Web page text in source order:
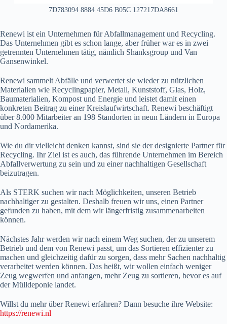
7D783094 8884 45D6 B05C 127217DA8661
Renewi ist ein Unternehmen für Abfallmanagement und Recycling.
Das Unternehmen gibt es schon lange, aber früher war es in zwei
getrennten Unternehmen tätig, nämlich Shanksgroup und Van
Gansenwinkel.
Renewi sammelt Abfälle und verwertet sie wieder zu nützlichen
Materialien wie Recyclingpapier, Metall, Kunststoff, Glas, Holz,
Baumaterialien, Kompost und Energie und leistet damit einen
konkreten Beitrag zu einer Kreislaufwirtschaft. Renewi beschäftigt
über 8.000 Mitarbeiter an 198 Standorten in neun Ländern in Europa
und Nordamerika.
Wie du dir vielleicht denken kannst, sind sie der designierte Partner für
Recycling. Ihr Ziel ist es auch, das führende Unternehmen im Bereich
Abfallverwertung zu sein und zu einer nachhaltigen Gesellschaft
beizutragen.
Als STERK suchen wir nach Möglichkeiten, unseren Betrieb
nachhaltiger zu gestalten. Deshalb freuen wir uns, einen Partner
gefunden zu haben, mit dem wir längerfristig zusammenarbeiten
können.
Nächstes Jahr werden wir nach einem Weg suchen, der zu unserem
Betrieb und dem von Renewi passt, um das Sortieren effizienter zu
machen und gleichzeitig dafür zu sorgen, dass mehr Sachen nachhaltig
verarbeitet werden können. Das heißt, wir wollen einfach weniger
Zeug wegwerfen und anfangen, mehr Zeug zu sortieren, bevor es auf
der Mülldeponie landet.
Willst du mehr über Renewi erfahren? Dann besuche ihre Website:
https://renewi.nl